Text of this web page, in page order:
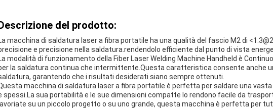
del prodotto:
macchina di saldatura laser a fibra portatile ha una qualità del fascio M2 di
e precisione nella saldatura.rendendolo efficiente dal punto di vista
modalità di funzionamento della Fiber Laser Welding Machine Handheld è
la saldatura continua che intermittente.Questa caratteristica consente anche
garantendo che i risultati desiderati siano sempre ottenuti.
macchina di saldatura laser a fibra portatile è perfetta per saldare una
spessi.La sua portabilità e le sue dimensioni compatte lo rendono facile da
su un piccolo progetto o su uno grande, questa macchina è perfetta per